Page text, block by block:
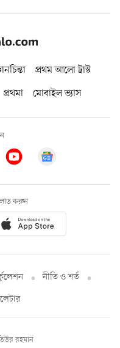
প্রথম আলো ট্রাস্ট
প্রথমা মোবাইল ভ্যাস
করুন
নীতি ও শর্ত
রহমান